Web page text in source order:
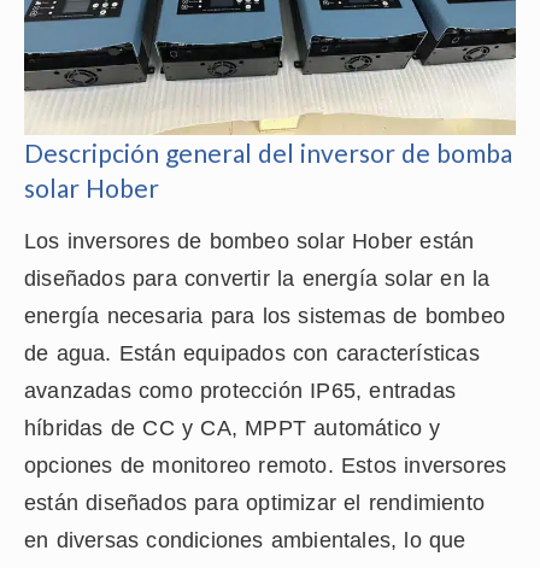
Descripción general del inversor de bomba
solar Hober
Los inversores de bombeo solar Hober están
diseñados para convertir la energía solar en la
energía necesaria para los sistemas de bombeo
de agua. Están equipados con características
avanzadas como protección IP65, entradas
híbridas de CC y CA, MPPT automático y
opciones de monitoreo remoto. Estos inversores
están diseñados para optimizar el rendimiento
en diversas condiciones ambientales, lo que